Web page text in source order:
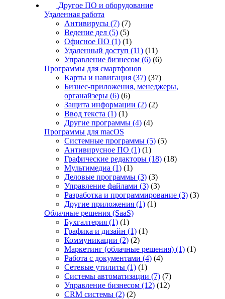
Другое ПО и оборудование
Удаленная работа
Антивирусы (7) (7)
Ведение дел (5) (5)
Офисное ПО (1) (1)
Удаленный доступ (11) (11)
Управление бизнесом (6) (6)
Программы для смартфонов
Карты и навигация (37) (37)
Бизнес-приложения, менеджеры,
органайзеры (6) (6)
Защита информации (2) (2)
Ввод текста (1) (1)
Другие программы (4) (4)
Программы для macOS
Системные программы (5) (5)
Антивирусное ПО (1) (1)
Графические редакторы (18) (18)
Мультимедиа (1) (1)
Деловые программы (3) (3)
Управление файлами (3) (3)
Разработка и программирование (3) (3)
Другие приложения (1) (1)
Облачные решения (SaaS)
Бухгалтерия (1) (1)
Графика и дизайн (1) (1)
Коммуникации (2) (2)
Маркетинг (облачные решения) (1) (1)
Работа с документами (4) (4)
Сетевые утилиты (1) (1)
Системы автоматизации (7) (7)
Управление бизнесом (12) (12)
CRM системы (2) (2)